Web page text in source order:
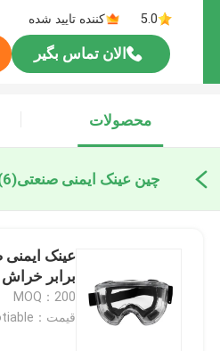
5.0
کننده تایید شده
الان تماس بگیر
محصولات
چین عینک ایمنی صنعتی(6)
عینک ایمنی
برابر
MOQ：200
قیمت：negotiable